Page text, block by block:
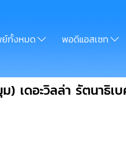
ย์ทั้งหมด พอดีแอสเซท
) เดอะวิลล่า รัตนาธิ